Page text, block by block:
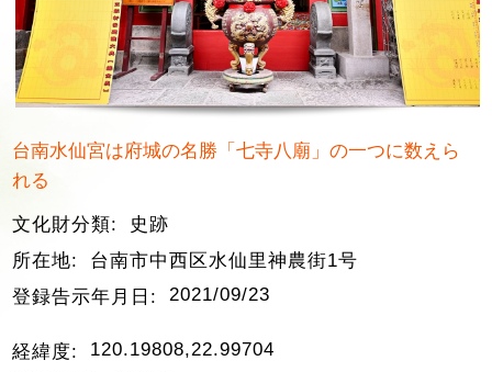
台南水仙宮は府城の名勝「七寺八廟」の一つに数えら
れる
文化財分類:
史跡
所在地:
台南市中西区水仙里神農街1号
登録告示年月日:
2021/09/23
経緯度:
120.19808,22.99704